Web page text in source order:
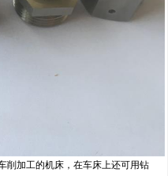
削加工的机床，在车床上还可用钻